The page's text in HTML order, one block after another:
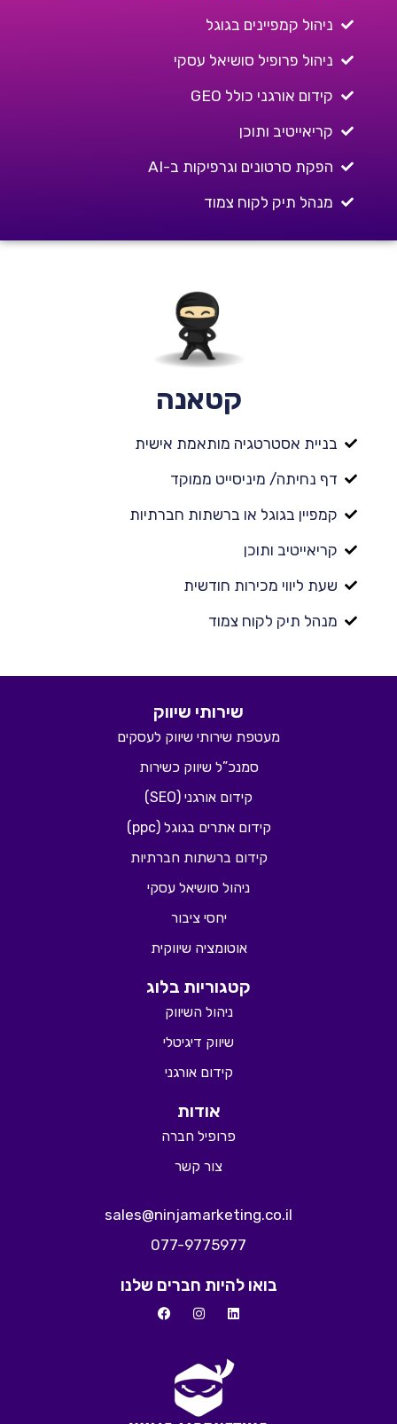
ניהול קמפיינים בגוגל
ניהול פרופיל סושיאל עסקי
קידום אורגני כולל GEO
קריאייטיב ותוכן
הפקת סרטונים וגרפיקות ב-AI
מנהל תיק לקוח צמוד
קטאנה
בניית אסטרטגיה מותאמת אישית
דף נחיתה/ מיניסייט ממוקד
קמפיין בגוגל או ברשתות חברתיות
קריאייטיב ותוכן
שעת ליווי מכירות חודשית
מנהל תיק לקוח צמוד
שירותי שיווק
מעטפת שירותי שיווק לעסקים
סמנכ”ל שיווק כשירות
קידום אורגני (SEO)
קידום אתרים בגוגל (ppc)
קידום ברשתות חברתיות
ניהול סושיאל עסקי
יחסי ציבור
אוטומציה שיווקית
קטגוריות בלוג
ניהול השיווק
שיווק דיגיטלי
קידום אורגני
אודות
פרופיל חברה
צור קשר
sales@ninjamarketing.co.il
077-9775977
בואו להיות חברים שלנו